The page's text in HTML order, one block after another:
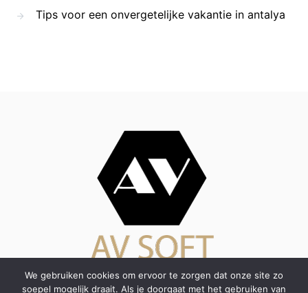
Tips voor een onvergetelijke vakantie in antalya
COPYRIGHT AVSOFT.NL | ALLE RECHTEN VOORBEHOUDEN
We gebruiken cookies om ervoor te zorgen dat onze site zo
soepel mogelijk draait. Als je doorgaat met het gebruiken van